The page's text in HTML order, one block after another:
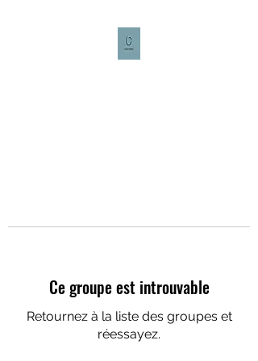
Ce groupe est introuvable
Retournez à la liste des groupes et
réessayez.